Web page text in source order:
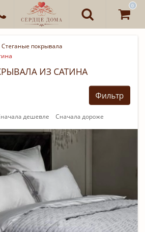
0
Стеганые покрывала
ИЗ САТИНА
Фильтр
дешевле Cначала дороже